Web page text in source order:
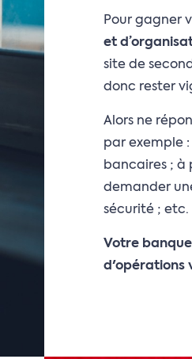
Pour gagner
et
site de
donc rester
Alors ne
par exemple
bancaires ; à
demander
sécurité ; etc.
Votre
d'opérations